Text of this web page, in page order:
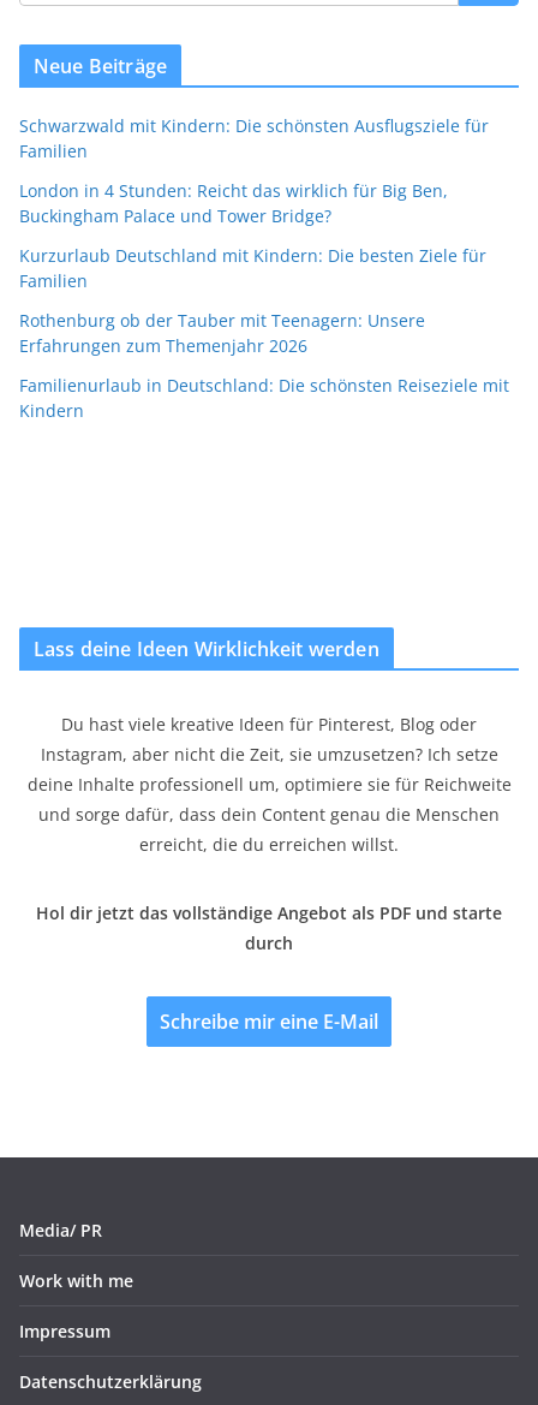
Neue Beiträge
Schwarzwald mit Kindern: Die schönsten Ausflugsziele für
Familien
London in 4 Stunden: Reicht das wirklich für Big Ben,
Buckingham Palace und Tower Bridge?
Kurzurlaub Deutschland mit Kindern: Die besten Ziele für
Familien
Rothenburg ob der Tauber mit Teenagern: Unsere
Erfahrungen zum Themenjahr 2026
Familienurlaub in Deutschland: Die schönsten Reiseziele mit
Kindern
Lass deine Ideen Wirklichkeit werden
Du hast viele kreative Ideen für Pinterest, Blog oder
Instagram, aber nicht die Zeit, sie umzusetzen? Ich setze
deine Inhalte professionell um, optimiere sie für Reichweite
und sorge dafür, dass dein Content genau die Menschen
erreicht, die du erreichen willst.
Hol dir jetzt das vollständige Angebot als PDF und starte
durch
Schreibe mir eine E-Mail
Media/ PR
Work with me
Impressum
Datenschutzerklärung